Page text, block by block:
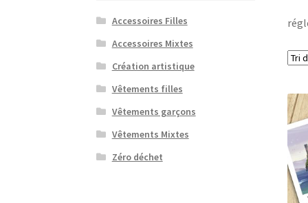
Accessoires Filles
Accessoires Mixtes
Création artistique
Vêtements filles
Vêtements garçons
Vêtements Mixtes
Zéro déchet